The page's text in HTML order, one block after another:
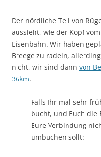
Der nördliche Teil von
aussieht, wie der Kopf
Eisenbahn. Wir haben
Breege zu radeln,
nicht, wir sind dann von
36km.
Falls Ihr mal sehr
bucht, und Euch die
Eure Verbindung
umbuchen sollt: